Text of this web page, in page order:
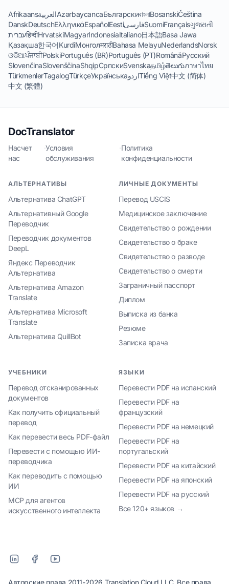
AfrikaansالعربيةAzərbaycancaБългарскиবাংলাBosanskiČeština
DanskDeutschΕλληνικάEspañolEestiفارسیSuomiFrançaisગુજરાતી
עבריתहिन्दीHrvatskiMagyarIndonesiaItaliano日本語Basa Jawa
Қазақша한국어KurdîМонголमराठीBahasa MelayuNederlandsNorsk
ଓଡିଆਪੰਜਾਬੀPolskiPortuguês (BR)Português (PT)RomânăРусский
SlovenčinaSlovenščinaShqipСрпскиSvenskaதமிழ்తెలుగుภาษาไทย
TürkmenlerTagalogTürkçeУкраїнськаاردوTiếng Việt中文 (简体)
中文 (繁體)
DocTranslator
Насчет
нас
·Условия
обслуживания
·Политика
конфиденциальности
АЛЬТЕРНАТИВЫ
Альтернатива ChatGPT
Альтернативный Google
Переводчик
Переводчик документов
DeepL
Яндекс Переводчик
Альтернатива
Альтернатива Amazon
Translate
Альтернатива Microsoft
Translate
Альтернатива QuillBot
ЛИЧНЫЕ ДОКУМЕНТЫ
Перевод USCIS
Медицинское заключение
Свидетельство о рождении
Свидетельство о браке
Свидетельство о разводе
Свидетельство о смерти
Заграничный пасспорт
Диплом
Выписка из банка
Резюме
Записка врача
УЧЕБНИКИ
Перевод отсканированных
документов
Как получить официальный
перевод
Как перевести весь PDF-файл
Перевести с помощью ИИ-
переводчика
Как переводить с помощью
ИИ
MCP для агентов
искусственного интеллекта
ЯЗЫКИ
Перевести PDF на испанский
Перевести PDF на
французский
Перевести PDF на немецкий
Перевести PDF на
португальский
Перевести PDF на китайский
Перевести PDF на японский
Перевести PDF на русский
Все 120+ языков →